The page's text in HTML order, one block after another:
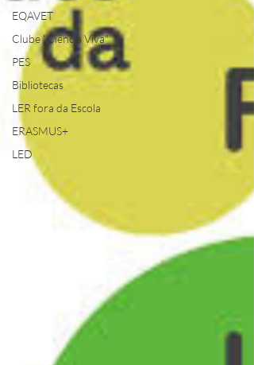
EQAVET
Clube "Ciência Viva"
PES
Bibliotecas
LER fora da Escola
ERASMUS+
LED